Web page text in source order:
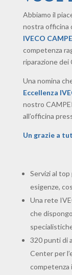
Abbiamo il
nostra officina
IVECO
competenza
riparazione dei
Una nomina
Eccellenza
nostro
all’officina
Un grazie a
Servizi al
esigenze,
Una rete
che
320 punti di
Center per
competenza